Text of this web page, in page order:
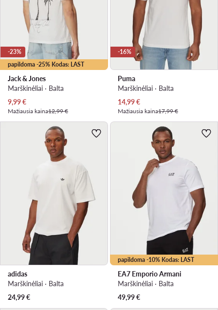
papildoma -25% Kodas: LAST
-23%
Jack & Jones
Marškinėliai · Balta
Dabartinė kaina
9,99€
Mažiausia kaina12,99 €
-16%
Puma
Marškinėliai · Balta
Dabartinė kaina
14,99€
Mažiausia kaina17,99 €
adidas
Marškinėliai · Balta
24,99€
papildoma -10% Kodas: LAST
EA7 Emporio Armani
Marškinėliai · Balta
49,99€